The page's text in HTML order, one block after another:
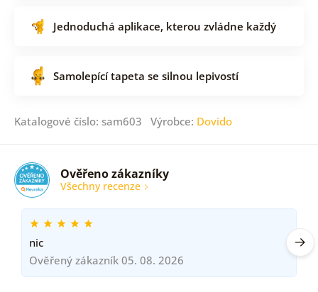
Jednoduchá aplikace, kterou zvládne každý
Samolepící tapeta se silnou lepivostí
Katalogové číslo: sam603 Výrobce: Dovido
Ověřeno zákazníky
Všechny recenze
nic
Ověřený zákazník 05. 08. 2026